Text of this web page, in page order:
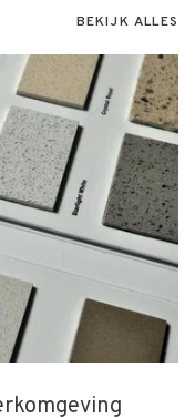
BEKIJK ALLES